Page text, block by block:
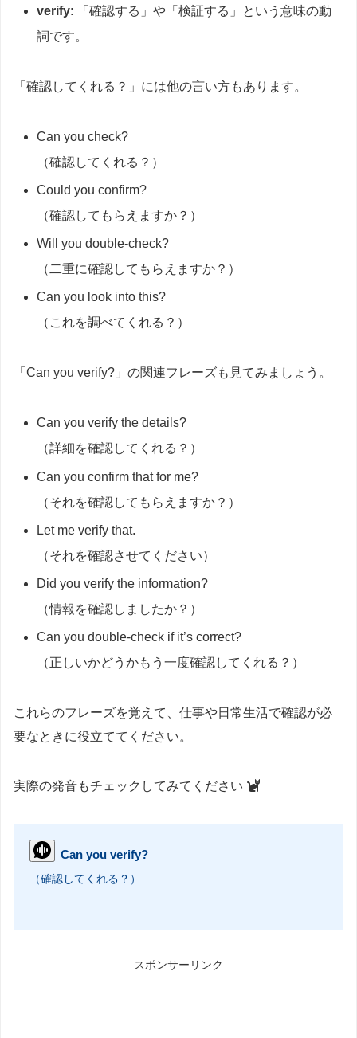
verify: 「確認する」や「検証する」という意味の動
詞です。
「確認してくれる？」には他の言い方もあります。
Can you check?
（確認してくれる？）
Could you confirm?
（確認してもらえますか？）
Will you double-check?
（二重に確認してもらえますか？）
Can you look into this?
（これを調べてくれる？）
「Can you verify?」の関連フレーズも見てみましょう。
Can you verify the details?
（詳細を確認してくれる？）
Can you confirm that for me?
（それを確認してもらえますか？）
Let me verify that.
（それを確認させてください）
Did you verify the information?
（情報を確認しましたか？）
Can you double-check if it’s correct?
（正しいかどうかもう一度確認してくれる？）
これらのフレーズを覚えて、仕事や日常生活で確認が必
要なときに役立ててください。
実際の発音もチェックしてみてください
Can you verify?
（確認してくれる？）
スポンサーリンク